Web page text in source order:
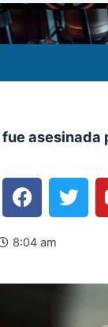
asesinada
F
a
c
e
T
w
i
8:04 am